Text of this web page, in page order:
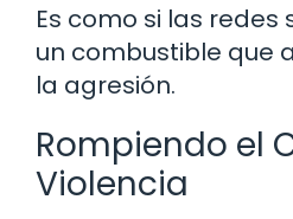
Es como si las redes
un combustible que
la agresión.
Rompiendo el
Violencia